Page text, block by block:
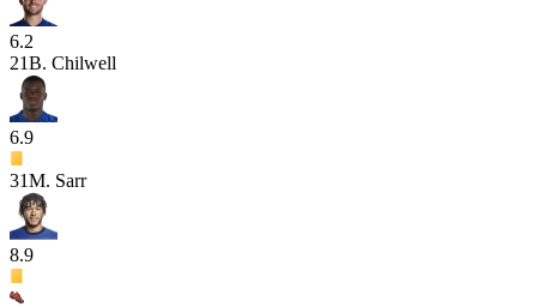
6.2
21B. Chilwell
6.9
31M. Sarr
8.9